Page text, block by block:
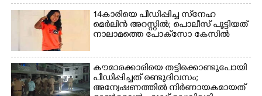
14കാരിയെ പീഡിപ്പിച്ച സ്‌നേഹ
മെർലിൻ അറസ്റ്റിൽ; പൊലീസ് പൂട്ടിയത്
നാലാമത്തെ പോക്‌സോ കേസിൽ
കൗമാരക്കാരിയെ തട്ടിക്കൊണ്ടുപോയി
പീഡിപ്പിച്ചത് രണ്ടുദിവസം;
അന്വേഷണത്തിൽ നിർണായകമായത്